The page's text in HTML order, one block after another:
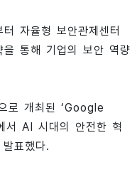
자율형 보안관제센터
통해 기업의 보안 역량
로 개최된 ‘Google
AI 시대의 안전한 혁
표했다.